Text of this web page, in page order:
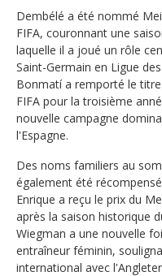
Dembélé a été nommé
FIFA, couronnant une
laquelle il a joué un rôle
Saint-Germain en Ligue
Bonmatí a remporté le
FIFA pour la troisième
nouvelle campagne
l'Espagne.
Des noms familiers au
également été
Enrique a reçu le prix du
après la saison historique
Wiegman a une nouvelle
entraîneur féminin,
international avec